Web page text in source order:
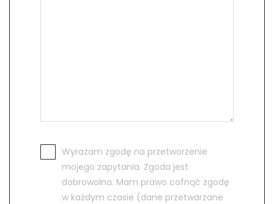
Wyrażam zgodę na przetworzenie
mojego zapytania. Zgoda jest
dobrowolna. Mam prawo cofnąć zgodę
w każdym czasie (dane przetwarzane